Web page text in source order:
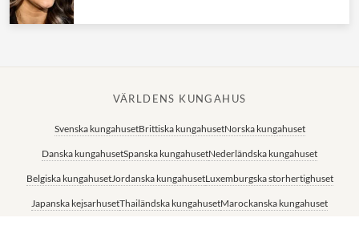
VÄRLDENS KUNGAHUS
Svenska kungahusetBrittiska kungahusetNorska kungahuset
Danska kungahusetSpanska kungahusetNederländska kungahuset
Belgiska kungahusetJordanska kungahusetLuxemburgska storhertighuset
Japanska kejsarhusetThailändska kungahusetMarockanska kungahuset